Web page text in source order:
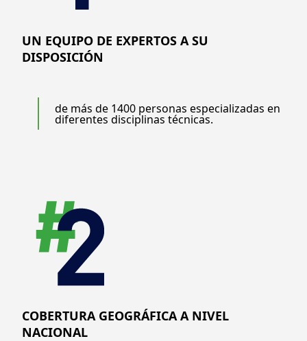
UN EQUIPO DE EXPERTOS A SU
DISPOSICIÓN
de más de 1400 personas especializadas en
diferentes disciplinas técnicas.
COBERTURA GEOGRÁFICA A NIVEL
NACIONAL